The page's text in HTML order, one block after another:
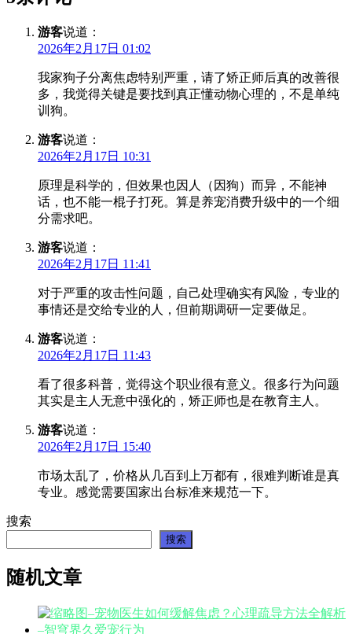
游客说道：
2026年2月17日 01:02
我家狗子分离焦虑特别严重，请了矫正师后真的改善很
多，我觉得关键是要找到真正懂动物心理的，不是单纯
训狗。
游客说道：
2026年2月17日 10:31
原理是科学的，但效果也因人（因狗）而异，不能神
话，也不能一棍子打死。算是养宠消费升级中的一个细
分需求吧。
游客说道：
2026年2月17日 11:41
对于严重的攻击性问题，自己处理确实有风险，专业的
事情还是交给专业的人，但前期调研一定要做足。
游客说道：
2026年2月17日 11:43
看了很多科普，觉得这个职业很有意义。很多行为问题
其实是主人无意中强化的，矫正师也是在教育主人。
游客说道：
2026年2月17日 15:40
市场太乱了，价格从几百到上万都有，很难判断谁是真
专业。感觉需要国家出台标准来规范一下。
搜索
搜索
随机文章